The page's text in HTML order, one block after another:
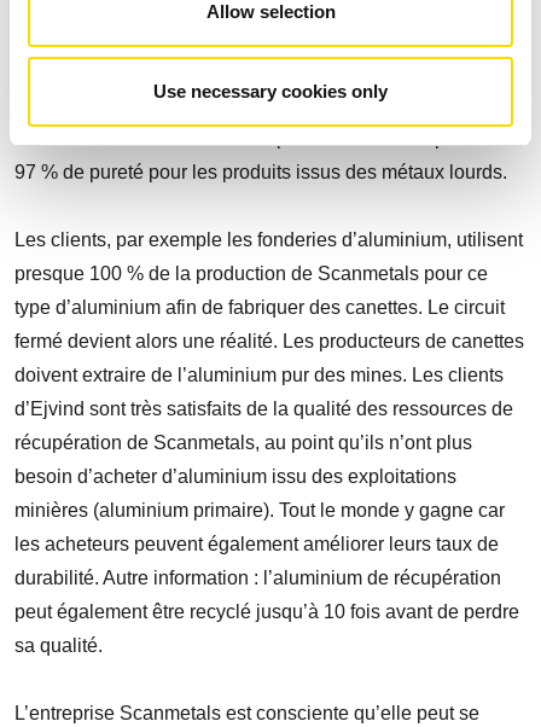
Allow selection
Use necessary cookies only
le cuivre, le laiton, le zinc et les métaux précieux contenus
97 % de pureté pour les produits issus des métaux lourds.
Les clients, par exemple les fonderies d’aluminium, utilisent
presque 100 % de la production de Scanmetals pour ce
type d’aluminium afin de fabriquer des canettes. Le circuit
fermé devient alors une réalité. Les producteurs de canettes
doivent extraire de l’aluminium pur des mines. Les clients
d’Ejvind sont très satisfaits de la qualité des ressources de
récupération de Scanmetals, au point qu’ils n’ont plus
besoin d’acheter d’aluminium issu des exploitations
minières (aluminium primaire). Tout le monde y gagne car
les acheteurs peuvent également améliorer leurs taux de
durabilité. Autre information : l’aluminium de récupération
peut également être recyclé jusqu’à 10 fois avant de perdre
sa qualité.
L’entreprise Scanmetals est consciente qu’elle peut se